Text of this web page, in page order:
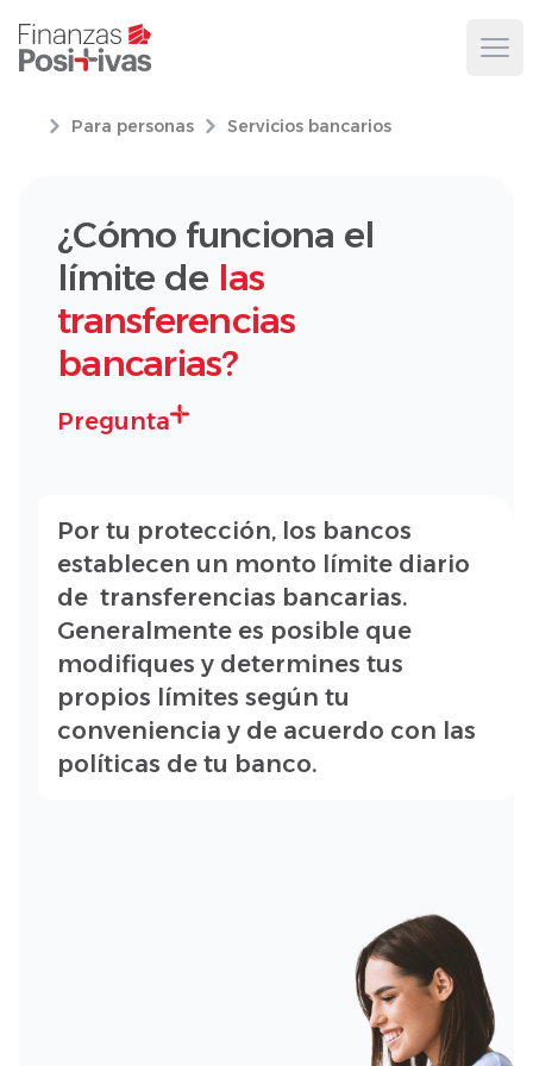
Para personas Servicios bancarios
¿Cómo funciona el
límite de las
transferencias
bancarias?
Pregunta
Por tu protección, los bancos
establecen un monto límite diario
de transferencias bancarias.
Generalmente es posible que
modifiques y determines tus
propios límites según tu
conveniencia y de acuerdo con las
políticas de tu banco.